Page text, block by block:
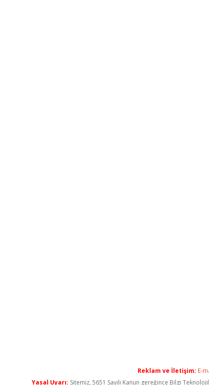
Reklam ve İletişim: E-
Yasal Uyarı: Sitemiz, 5651 Sayılı Kanun gereğince Bilgi